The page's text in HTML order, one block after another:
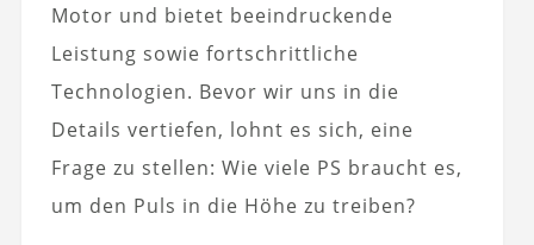
Motor und bietet beeindruckende
Leistung sowie fortschrittliche
Technologien. Bevor wir uns in die
Details vertiefen, lohnt es sich, eine
Frage zu stellen: Wie viele PS braucht es,
um den Puls in die Höhe zu treiben?